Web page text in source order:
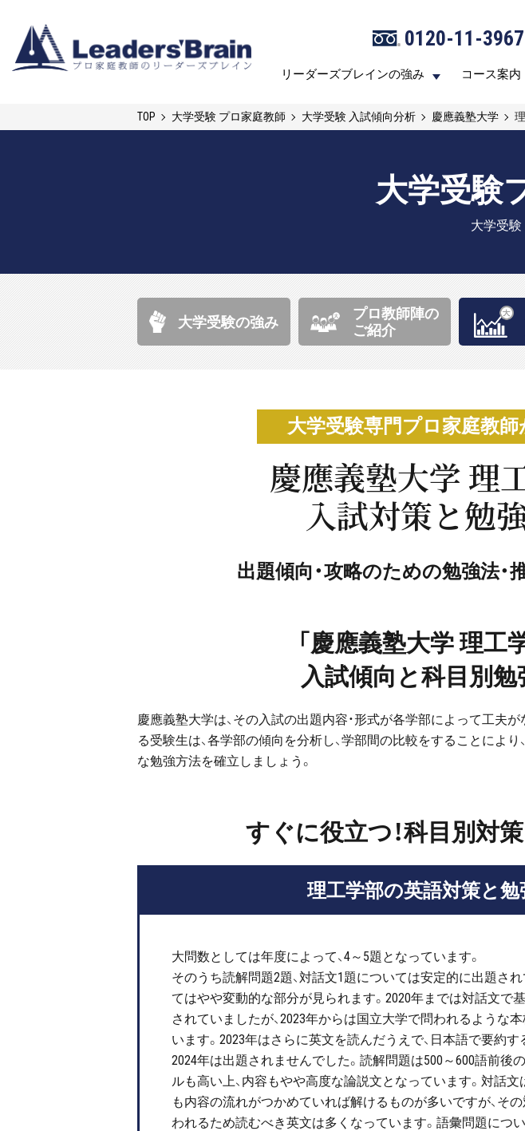
0120-11-3967
リーダーズブレインの強み コース案内
0120-11-3967
リーダーズブレインの強み コース案内
TOP 大学受験 プロ家庭教師 大学受験 入試傾向分析 慶應義塾大学
大学受験
大学受
大学受験の強み
プロ教師陣の
ご紹介
大学受験専門プロ家庭教師
慶應義塾大学 理
入試対策と勉
出題傾向・攻略のための勉強法・
「慶應義塾大学 理工
入試傾向と科目別勉
慶應義塾大学は、その入試の出題内容・形式が各学部によって工夫
る受験生は、各学部の傾向を分析し、学部間の比較をすることによ
な勉強方法を確立しましょう。
すぐに役立つ！科目別対
理工学部の英語対策と勉
大問数としては年度によって、4～5題となっています。
そのうち読解問題2題、対話文1題については安定的に出題さ
てはやや変動的な部分が見られます。2020年までは対話文で
されていましたが、2023年からは国立大学で問われるような
います。2023年はさらに英文を読んだうえで、日本語で要約す
2024年は出題されませんでした。読解問題は500～600語前後
ルも高い上、内容もやや高度な論説文となっています。対話
も内容の流れがつかめていれば解けるものが多いですが、そ
われるため読むべき英文は多くなっています。語彙問題につ